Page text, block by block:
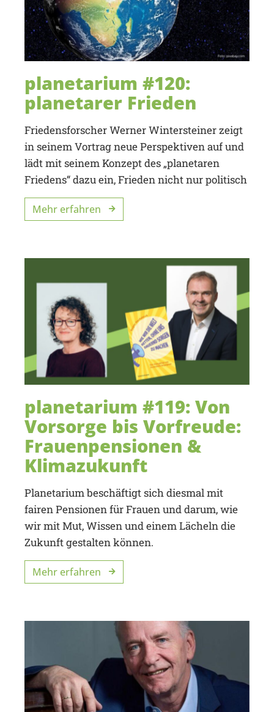
planetarium #120:
planetarer Frieden
Friedensforscher Werner Wintersteiner zeigt
in seinem Vortrag neue Perspektiven auf und
lädt mit seinem Konzept des „planetaren
Friedens“ dazu ein, Frieden nicht nur politisch
Mehr erfahren
planetarium #119: Von
Vorsorge bis Vorfreude:
Frauenpensionen &
Klimazukunft
Planetarium beschäftigt sich diesmal mit
fairen Pensionen für Frauen und darum, wie
wir mit Mut, Wissen und einem Lächeln die
Zukunft gestalten können.
Mehr erfahren